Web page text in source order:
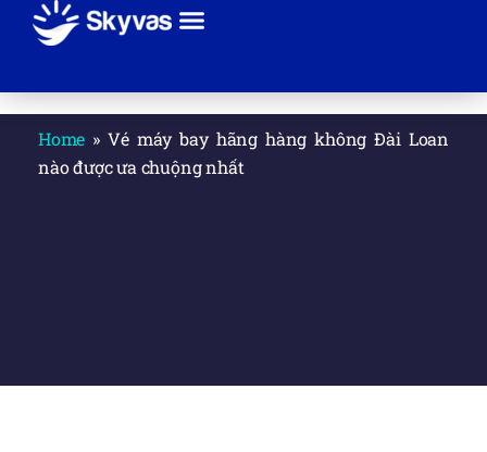
Home »Vé máy bay hãng hàng không Đài Loan
nào được ưa chuộng nhất